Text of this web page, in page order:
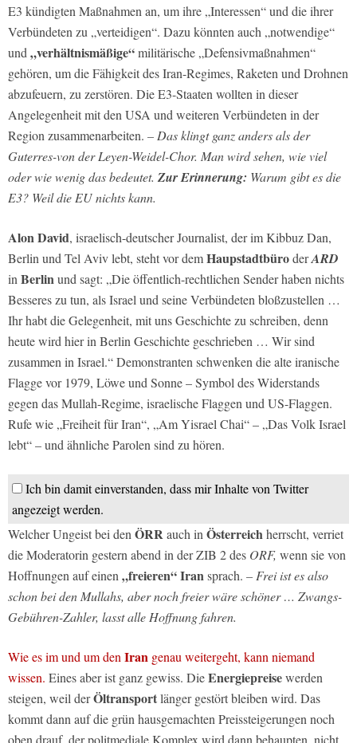
E3 kündigten Maßnahmen an, um ihre „Interessen“ und die ihrer
Verbündeten zu „verteidigen“. Dazu könnten auch „notwendige“
und „verhältnismäßige“militärische „Defensivmaßnahmen“
gehören, um die Fähigkeit des Iran-Regimes, Raketen und Drohnen
abzufeuern, zu zerstören. Die E3-Staaten wollten in dieser
Angelegenheit mit den USA und weiteren Verbündeten in der
Region zusammenarbeiten. – Das klingt ganz anders als der
Guterres-von der Leyen-Weidel-Chor. Man wird sehen, wie viel
oder wie wenig das bedeutet. Zur Erinnerung: Warum gibt es die
E3? Weil die EU nichts kann.
Alon David, israelisch-deutscher Journalist, der im Kibbuz Dan,
Berlin und Tel Aviv lebt, steht vor demHaupstadtbüroderARD
in Berlinund sagt: „Die öffentlich-rechtlichen Sender haben nichts
Besseres zu tun, als Israel und seine Verbündeten bloßzustellen …
Ihr habt die Gelegenheit, mit uns Geschichte zu schreiben, denn
heute wird hier in Berlin Geschichte geschrieben … Wir sind
zusammen in Israel.“ Demonstranten schwenken die alte iranische
Flagge vor 1979, Löwe und Sonne – Symbol des Widerstands
gegen das Mullah-Regime, israelische Flaggen und US-Flaggen.
Rufe wie „Freiheit für Iran“, „Am Yisrael Chai“ – „Das Volk Israel
lebt“ – und ähnliche Parolen sind zu hören.
Ich bin damit einverstanden, dass mir Inhalte von Twitter
angezeigt werden.
Welcher Ungeist bei den ÖRRauch in Österreichherrscht, verriet
die Moderatorin gestern abend in der ZIB 2 des ORF, wenn sie von
Hoffnungen auf einen „freieren“ Iransprach. – Frei ist es also
schon bei den Mullahs, aber noch freier wäre schöner … Zwangs-
Gebühren-Zahler, lasst alle Hoffnung fahren.
Wie es im und um den Iran genau weitergeht, kann niemand
wissen. Eines aber ist ganz gewiss. DieEnergiepreisewerden
steigen, weil derÖltransportlänger gestört bleiben wird. Das
kommt dann auf die grün hausgemachten Preissteigerungen noch
oben drauf, der politmediale Komplex wird dann behaupten, nicht